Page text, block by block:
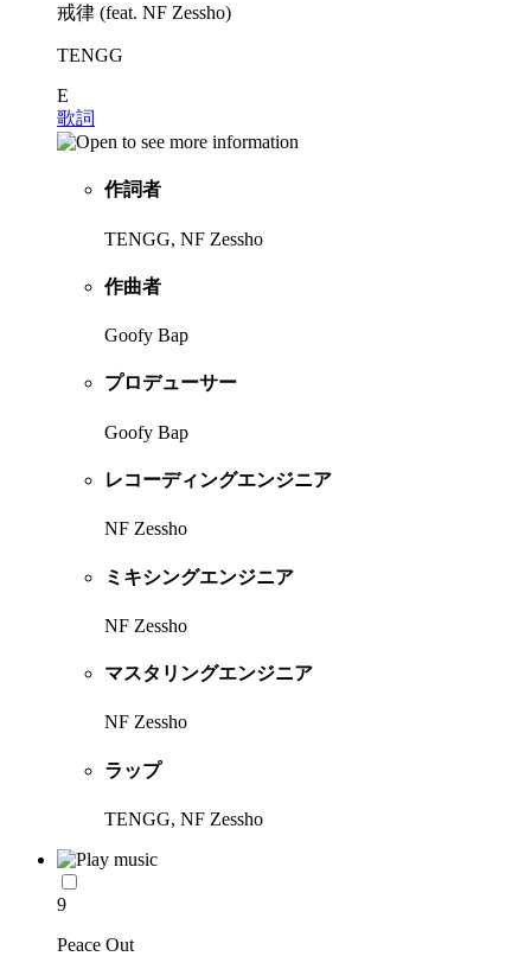
戒律 (feat. NF Zessho)
TENGG
E
歌詞
作詞者
TENGG, NF Zessho
作曲者
Goofy Bap
プロデューサー
Goofy Bap
レコーディングエンジニア
NF Zessho
ミキシングエンジニア
NF Zessho
マスタリングエンジニア
NF Zessho
ラップ
TENGG, NF Zessho
9
Peace Out